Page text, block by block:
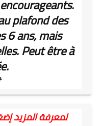
plafond des
6 ans, mais
Peut être à
لمعرفة المزيد